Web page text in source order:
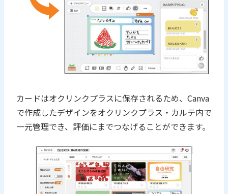
カードはオクリンクプラスに保存されるため、Canva
で作成したデザインをオクリンクプラス・カルテ内で
一元管理でき、評価にまでつなげることができます。